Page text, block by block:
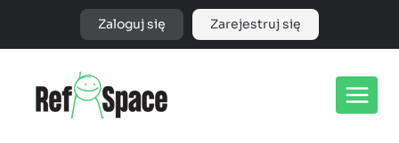
treści
Zaloguj się Zarejestruj się